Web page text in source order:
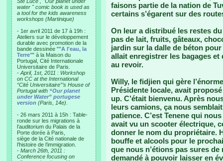
water " comic book is used as
a tool for the kids awareness
workshops (Martinique)
- 1er avril 2011 de 17 à 19h :
Ateliers sur le développement
durable avec promotion de la
bande dessinée ""A l'eau, la
Terre"" à la Maison du
Portugal, Cité Internationale
Universitaire de Paris.
- April, 1st, 2011 : Workshop
on CC at the International
“Cité Universitaire”’s House of
Portugal with “Our planet
under Water” portugese
version (Paris, 14e).
- 26 mars 2011 à 15h : Table-
ronde sur les migrations à
l’auditorium du Palais de la
Porte dorée à Paris,
siège de la Cité nationale de
l’histoire de l’immigration.
- March 26th, 2011 :
Conference focusing on
faisons partie de la nation de
certains s’égarent sur des
On leur a distribué les restes
pas de lait, fruits, gâteaux,
jardin sur la dalle de béton
allait enregistrer les bagages et
au revoir.
Willy, le fidjien qui gère
Présidente locale, avait
up. C’était bienvenu. Après
leurs camions, ça nous
patience. C’est Tenene qui
avait vu un scooter électrique,
donner le nom du propriétaire.
bouffe et alcools pour le
que nous n’étions pas sures
demandé à pouvoir laisser en